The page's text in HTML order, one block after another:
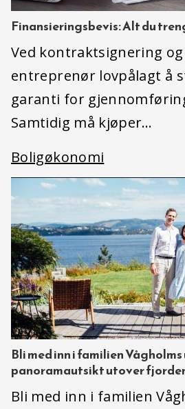
Finansieringsbevis: Alt du
Ved kontraktsignering
entreprenør lovpålagt å
garanti for
Samtidig må kjøper…
Boligøkonomi
Bli med inn i familien
panoramautsikt utover
Bli med inn i familien